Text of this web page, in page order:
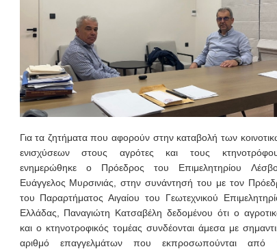
Για τα ζητήματα που αφορούν στην καταβολή των
ενισχύσεων στους αγρότες και τους
ενημερώθηκε ο Πρόεδρος του Επιμελητηρίου
Ευάγγελος Μυρσινιάς, στην συνάντησή του με τον
του Παραρτήματος Αιγαίου του Γεωτεχνικού
Ελλάδας, Παναγιώτη Κατσαβέλη δεδομένου ότι ο
και ο κτηνοτροφικός τομέας συνδέονται άμεσα με
αριθμό επαγγελμάτων που εκπροσωπούνται από